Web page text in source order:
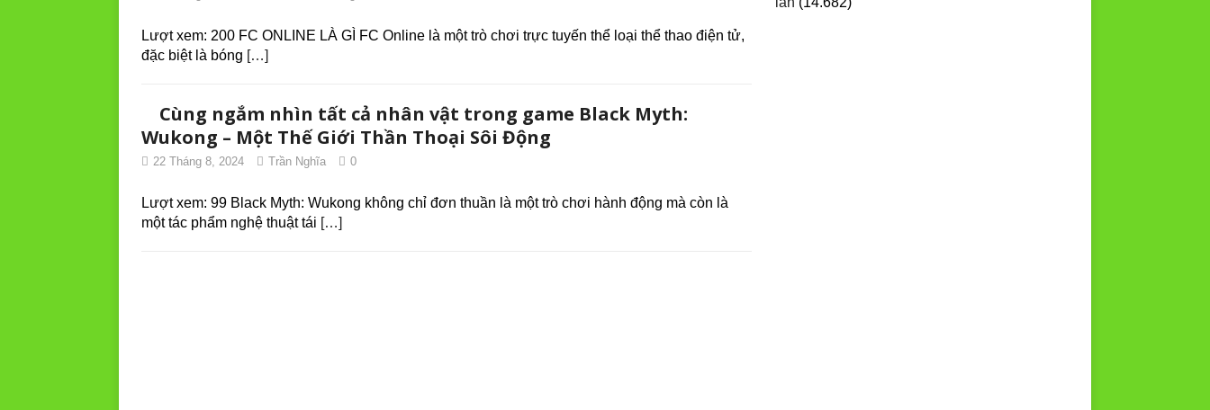
Lượt xem: 200 FC ONLINE LÀ GÌ FC Online là một trò chơi trực tuyến thể loại thể thao điện tử,
đặc biệt là bóng […]
Cùng ngắm nhìn tất cả nhân vật trong game Black Myth:
Wukong – Một Thế Giới Thần Thoại Sôi Động
22 Tháng 8, 2024 Trần Nghĩa 0
Lượt xem: 99 Black Myth: Wukong không chỉ đơn thuần là một trò chơi hành động mà còn là
một tác phẩm nghệ thuật tái […]